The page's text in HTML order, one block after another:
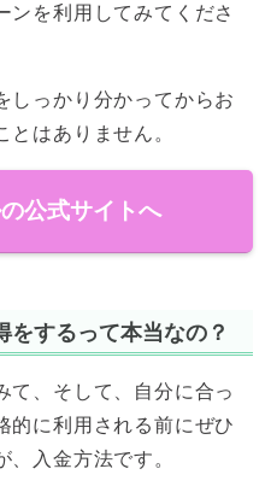
ンを利用してみてくださ
しっかり分かってからお
はありません。
公式サイトへ
をするって本当なの？
て、そして、自分に合っ
的に利用される前にぜひ
入金方法です。